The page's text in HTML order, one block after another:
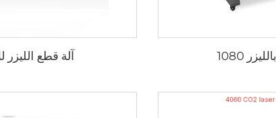
1080 آلة قطع الليزر